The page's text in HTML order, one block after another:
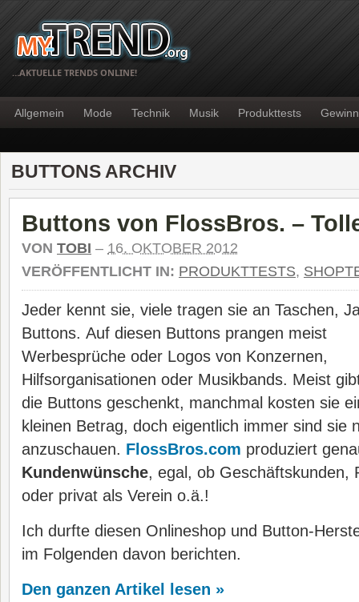
…AKTUELLE TRENDS ONLINE!
Allgemein Mode Technik Musik Produkttests
BUTTONS ARCHIV
Buttons von FlossBros. –
VON TOBI – 16. OKTOBER 2012
VERÖFFENTLICHT IN: PRODUKTTESTS,
Jeder kennt sie, viele tragen sie an Taschen,
Buttons. Auf diesen Buttons prangen meist
Werbesprüche oder Logos von Konzernen,
Hilfsorganisationen oder Musikbands. Meist
die Buttons geschenkt, manchmal kosten sie
kleinen Betrag, doch eigentlich immer sind sie
anzuschauen. FlossBros.com produziert
Kundenwünsche, egal, ob Geschäftskunden,
oder privat als Verein o.ä.!
Ich durfte diesen Onlineshop und Button-
im Folgenden davon berichten.
Den ganzen Artikel lesen »